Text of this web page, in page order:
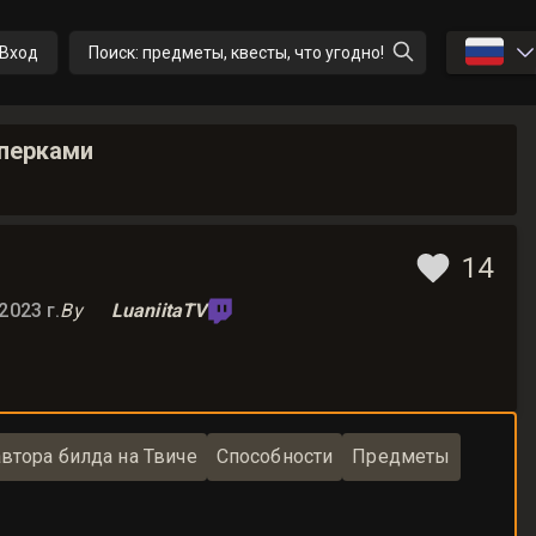
Поиск: предметы, квесты, что угодно! 🇷🇺
14
г.By LuaniitaTV
билда на Твиче Способности Предметы